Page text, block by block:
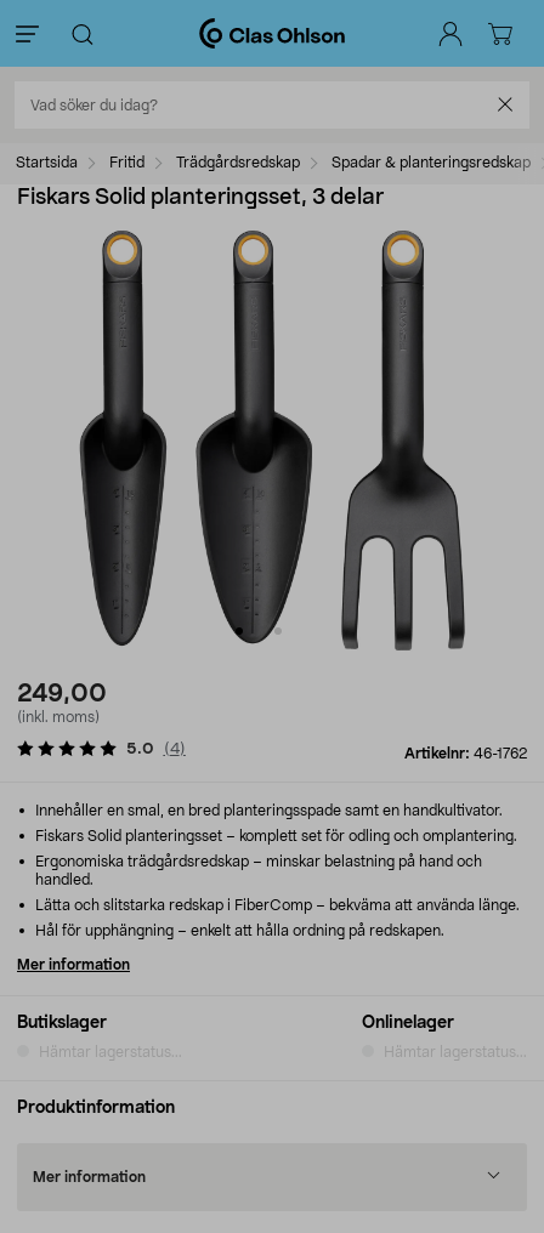
Startsida Fritid Trädgårdsredskap Spadar & planteringsredskap
Fiskars Solid planteringsset, 3 delar
249,00
(inkl. moms)
Artikelnr: 46-1762
5.0 (4)
Butikslager
Hämtar lagerstatus...
Onlinelager
Hämtar lagerstatus...
Innehåller en smal, en bred planteringsspade samt en handkultivator.
Fiskars Solid planteringsset – komplett set för odling och omplantering.
Ergonomiska trädgårdsredskap – minskar belastning på hand och
handled.
Lätta och slitstarka redskap i FiberComp – bekväma att använda länge.
Hål för upphängning – enkelt att hålla ordning på redskapen.
Mer information
Produktinformation
Mer information